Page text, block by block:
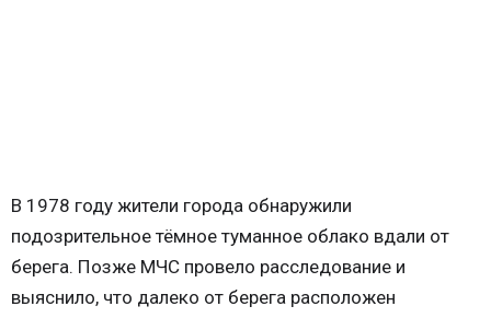
В 1978 году жители города обнаружили
подозрительное тёмное туманное облако вдали от
берега. Позже МЧС провело расследование и
выяснило, что далеко от берега расположен